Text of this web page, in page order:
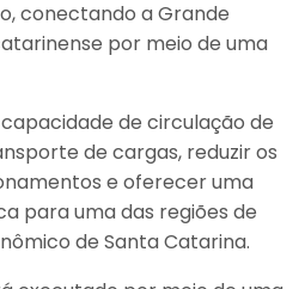
conectando a Grande
por meio de uma
de circulação de
de cargas, reduzir os
e oferecer uma
para uma das regiões de
de Santa Catarina.